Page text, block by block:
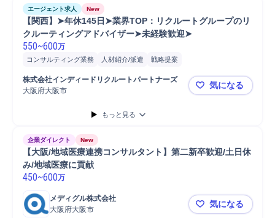
エージェント求人 New
【関西】➤年休145日➤業界TOP：リクルートグループのリ
クルーティングアドバイザー➤未経験歓迎➤
550~600万
コンサルティング業務 人材紹介/派遣
戦略提案
課題/ボトルネック特定
採用活動指導
株式会社インディードリクルートパートナーズ
大阪府大阪市
【関西】➤
気になる
もっと見る
企業ダイレクト New
【大阪/地域医療連携コンサルタント】第二新卒歓迎/土日休
み/地域医療に貢献
450~600万
メディグル株式会社
大阪府大阪市
【大阪/地域
気になる